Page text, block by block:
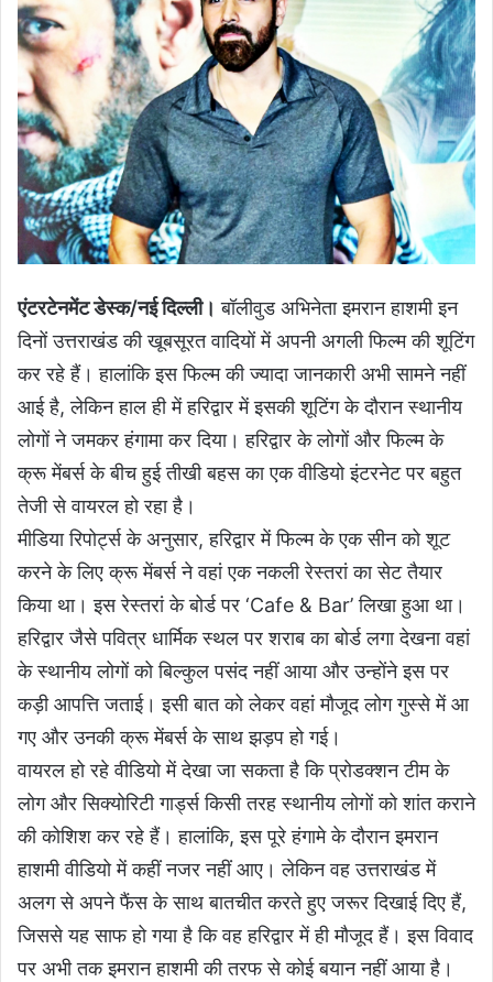
एंटरटेनमेंट डेस्क/नई दिल्ली। बॉलीवुड अभिनेता इमरान हाशमी इन
दिनों उत्तराखंड की खूबसूरत वादियों में अपनी अगली फिल्म की शूटिंग
कर रहे हैं। हालांकि इस फिल्म की ज्यादा जानकारी अभी सामने नहीं
आई है, लेकिन हाल ही में हरिद्वार में इसकी शूटिंग के दौरान स्थानीय
लोगों ने जमकर हंगामा कर दिया। हरिद्वार के लोगों और फिल्म के
क्रू मेंबर्स के बीच हुई तीखी बहस का एक वीडियो इंटरनेट पर बहुत
तेजी से वायरल हो रहा है।
मीडिया रिपोर्ट्स के अनुसार, हरिद्वार में फिल्म के एक सीन को शूट
करने के लिए क्रू मेंबर्स ने वहां एक नकली रेस्तरां का सेट तैयार
किया था। इस रेस्तरां के बोर्ड पर ‘Cafe & Bar’ लिखा हुआ था।
हरिद्वार जैसे पवित्र धार्मिक स्थल पर शराब का बोर्ड लगा देखना वहां
के स्थानीय लोगों को बिल्कुल पसंद नहीं आया और उन्होंने इस पर
कड़ी आपत्ति जताई। इसी बात को लेकर वहां मौजूद लोग गुस्से में आ
गए और उनकी क्रू मेंबर्स के साथ झड़प हो गई।
वायरल हो रहे वीडियो में देखा जा सकता है कि प्रोडक्शन टीम के
लोग और सिक्योरिटी गार्ड्स किसी तरह स्थानीय लोगों को शांत कराने
की कोशिश कर रहे हैं। हालांकि, इस पूरे हंगामे के दौरान इमरान
हाशमी वीडियो में कहीं नजर नहीं आए। लेकिन वह उत्तराखंड में
अलग से अपने फैंस के साथ बातचीत करते हुए जरूर दिखाई दिए हैं,
जिससे यह साफ हो गया है कि वह हरिद्वार में ही मौजूद हैं। इस विवाद
पर अभी तक इमरान हाशमी की तरफ से कोई बयान नहीं आया है।